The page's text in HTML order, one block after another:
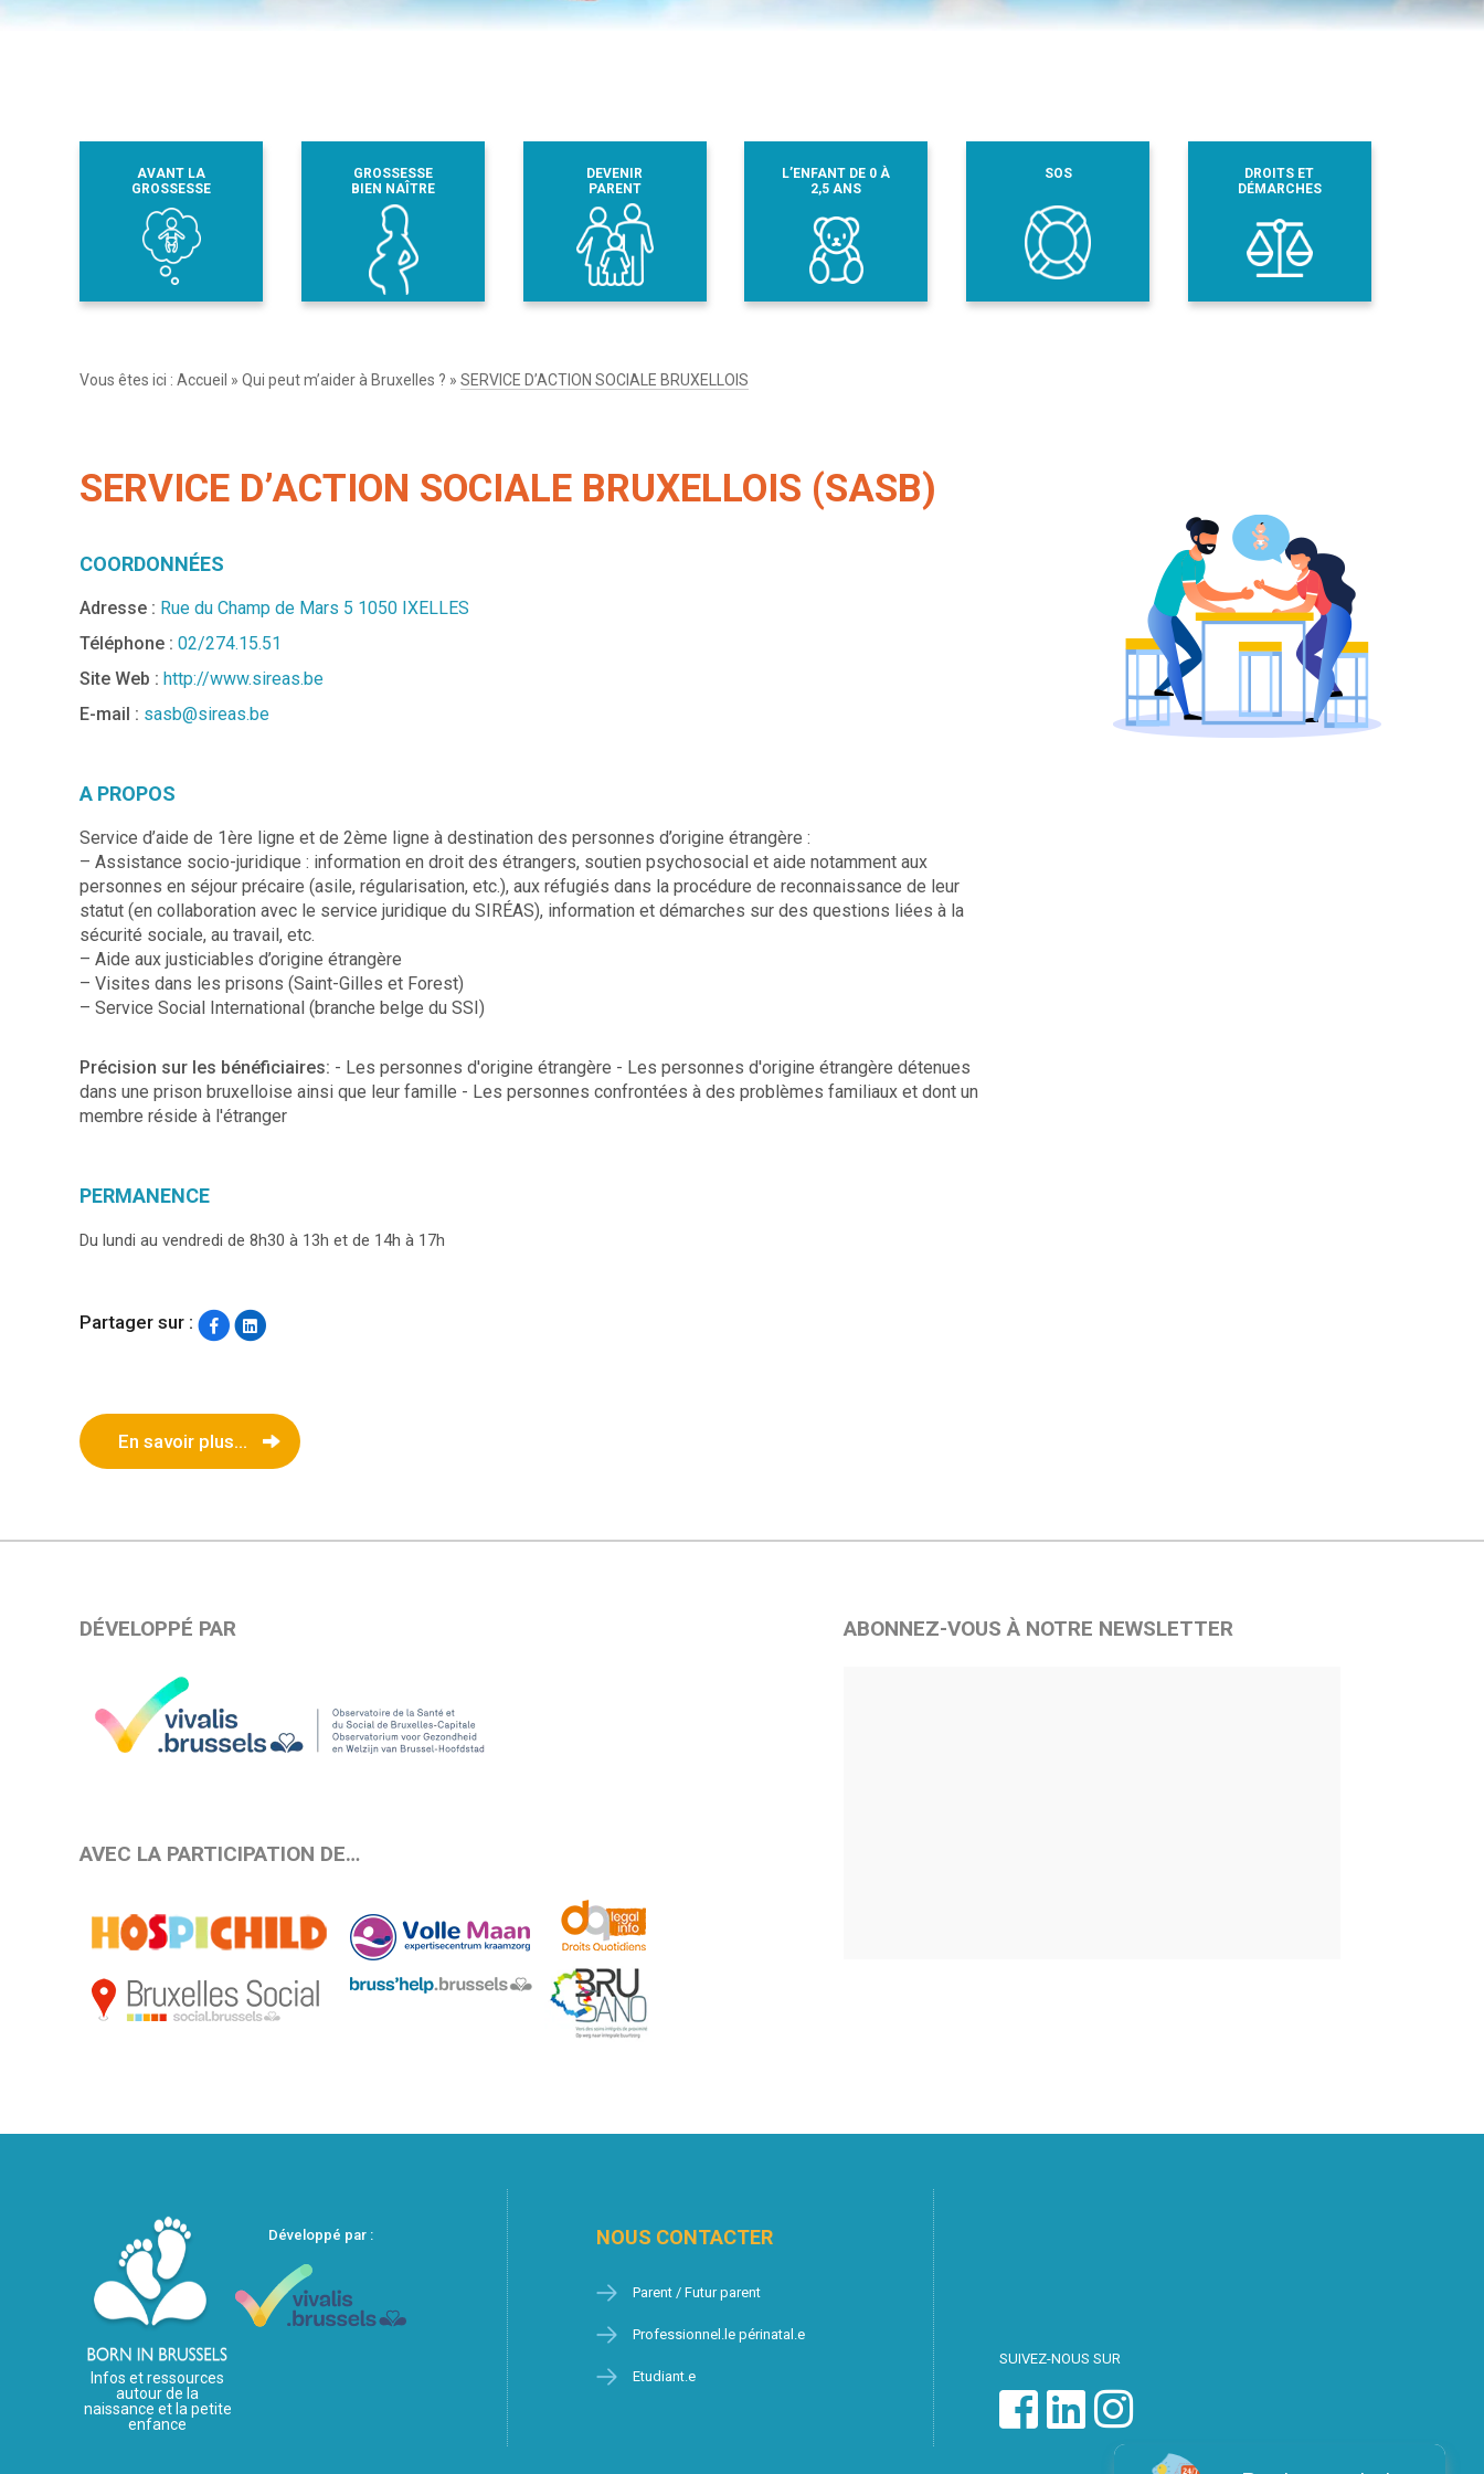
AVANT LA
GROSSESSE
GROSSESSE
BIEN NAÎTRE
DEVENIR
PARENT
L’ENFANT DE 0 À
2,5 ANS
SOS
DROITS ET
DÉMARCHES
Vous êtes ici : Accueil » Qui peut m’aider à Bruxelles ? » SERVICE D’ACTION SOCIALE BRUXELLOIS
SERVICE D’ACTION SOCIALE BRUXELLOIS (SASB)
COORDONNÉES
Adresse : Rue du Champ de Mars 5 1050 IXELLES
Téléphone : 02/274.15.51
Site Web : http://www.sireas.be
E-mail : sasb@sireas.be
A PROPOS
Service d’aide de 1ère ligne et de 2ème ligne à destination des personnes d’origine étrangère :
– Assistance socio-juridique : information en droit des étrangers, soutien psychosocial et aide notamment aux
personnes en séjour précaire (asile, régularisation, etc.), aux réfugiés dans la procédure de reconnaissance de leur
statut (en collaboration avec le service juridique du SIRÉAS), information et démarches sur des questions liées à la
sécurité sociale, au travail, etc.
– Aide aux justiciables d’origine étrangère
– Visites dans les prisons (Saint-Gilles et Forest)
– Service Social International (branche belge du SSI)
Précision sur les bénéficiaires: - Les personnes d'origine étrangère - Les personnes d'origine étrangère détenues
dans une prison bruxelloise ainsi que leur famille - Les personnes confrontées à des problèmes familiaux et dont un
membre réside à l'étranger
PERMANENCE
Du lundi au vendredi de 8h30 à 13h et de 14h à 17h
Partager sur :
En savoir plus...
DÉVELOPPÉ PAR
AVEC LA PARTICIPATION DE…
ABONNEZ-VOUS À NOTRE NEWSLETTER
Infos et ressources
autour de la
naissance et la petite
enfance
Développé par : NOUS CONTACTER
Parent / Futur parent
Professionnel.le périnatal.e
Etudiant.e
SUIVEZ-NOUS SUR